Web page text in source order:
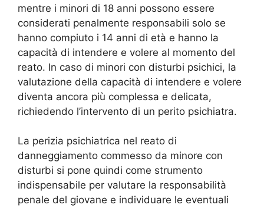
mentre i minori di 18 anni possono essere
considerati penalmente responsabili solo se
hanno compiuto i 14 anni di età e hanno la
capacità di intendere e volere al momento del
reato. In caso di minori con disturbi psichici, la
valutazione della capacità di intendere e volere
diventa ancora più complessa e delicata,
richiedendo l’intervento di un perito psichiatra.
La perizia psichiatrica nel reato di
danneggiamento commesso da minore con
disturbi si pone quindi come strumento
indispensabile per valutare la responsabilità
penale del giovane e individuare le eventuali